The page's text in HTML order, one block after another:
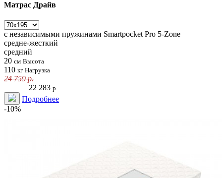
Матрас Драйв
с независимыми пружинами Smartpocket Pro 5-Zone
средне-жесткий
средний
20 см Высота
110 кг Нагрузка
24 759р.
22 283 р.
Подробнее
-10%